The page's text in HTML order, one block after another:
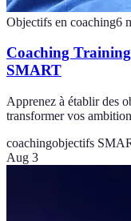
Objectifs en coaching6
Coaching
SMART
Apprenez à établir des
transformer vos
coachingobjectifs
Aug 3